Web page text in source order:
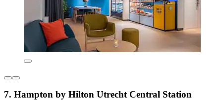
7. Hampton by Hilton Utrecht Central Station